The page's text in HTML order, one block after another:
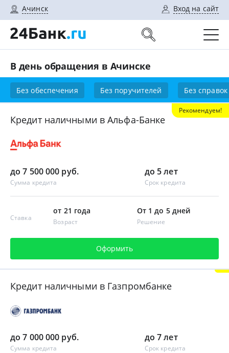
Ачинск Вход на сайт
В день обращения в Ачинске
Без обеспечения Без поручителей Без справок
Кредит наличными в Альфа-Банке
до 7 500 000 руб.
Сумма кредита
до 5 лет
Срок кредита
Ставка
от 21 года
Возраст
От 1 до 5 дней
Решение
Оформить
Рекомендуем!
Кредит наличными в Газпромбанке
до 7 000 000 руб.
Сумма кредита
до 7 лет
Срок кредита